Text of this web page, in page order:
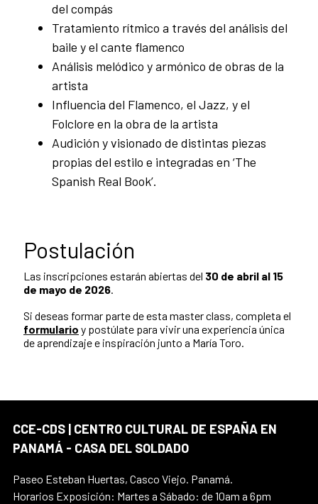
del compás
Tratamiento rítmico a través del análisis del
baile y el cante flamenco
Análisis melódico y armónico de obras de la
artista
Influencia del Flamenco, el Jazz, y el
Folclore en la obra de la artista
Audición y visionado de distintas piezas
propias del estilo e integradas en ‘The
Spanish Real Book’.
Postulación
Las inscripciones estarán abiertas del 30 de abril al 15
de mayo de 2026.
Si deseas formar parte de esta master class, completa el
formulario y postúlate para vivir una experiencia única
de aprendizaje e inspiración junto a María Toro.
CCE-CDS | CENTRO CULTURAL DE ESPAÑA EN
PANAMÁ - CASA DEL SOLDADO
Paseo Esteban Huertas, Casco Viejo. Panamá.
Horarios Exposición: Martes a Sábado: de 10am a 6pm